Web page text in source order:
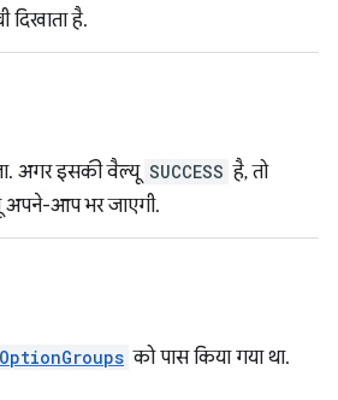
दिखाता है.
अगर इसकी वैल्यू SUCCESS है, तो
अपने-आप भर जाएगी.
को पास किया गया था.